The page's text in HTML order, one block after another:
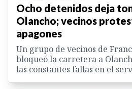
Ocho detenidos deja
Olancho; vecinos
apagones
Un grupo de vecinos de
bloqueó la carretera a
las constantes fallas en el